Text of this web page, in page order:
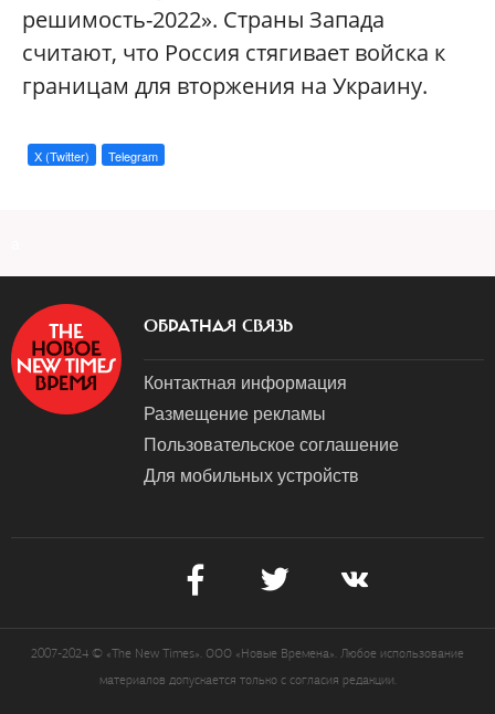
решимость-2022». Страны Запада
считают, что Россия стягивает войска к
границам для вторжения на Украину.
X (Twitter) Telegram
ОБРАТНАЯ СВЯЗЬ
Контактная информация
Размещение рекламы
Пользовательское соглашение
Для мобильных устройств
2007-2024 © «The New Times». ООО «Новые Времена». Любое использование
материалов допускается только с согласия редакции.